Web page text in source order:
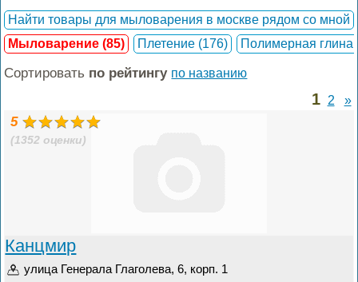
Найти товары для мыловарения в москве рядом со мной
Мыловарение(85) Плетение (176) Полимерная глина
Сортировать по рейтингу по названию
1 2 »
5
(1352 оценки)
Канцмир
улица Генерала Глаголева, 6, корп. 1